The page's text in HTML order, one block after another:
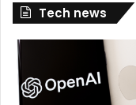
Tech news